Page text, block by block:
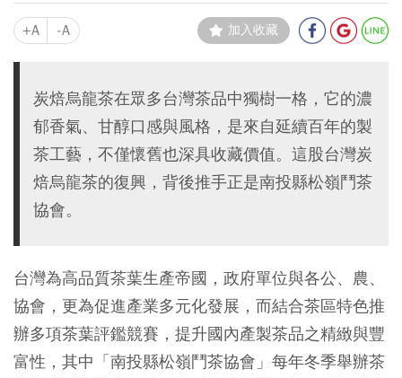
+A -A 加入收藏
炭焙烏龍茶在眾多台灣茶品中獨樹一格，它的濃
郁香氣、甘醇口感與風格，是來自延續百年的製
茶工藝，不僅懷舊也深具收藏價值。這股台灣炭
焙烏龍茶的復興，背後推手正是南投縣松嶺鬥茶
協會。
台灣為高品質茶葉生產帝國，政府單位與各公、農、
協會，更為促進產業多元化發展，而結合茶區特色推
辦多項茶葉評鑑競賽，提升國內產製茶品之精緻與豐
富性，其中「南投縣松嶺鬥茶協會」每年冬季舉辦茶